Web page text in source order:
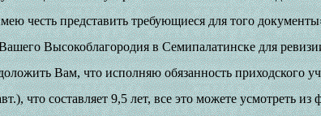
честь представить требующиеся для того
Высокоблагородия в Семипалатинске для
Вам, что исполняю обязанность приходского
что составляет 9,5 лет, все это можете усмотреть из